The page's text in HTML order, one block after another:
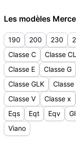
Les modèles
190 200 230
Classe C
Classe CL
Classe E
Classe G
Classe GLK
Classe
Classe V
Classe x
Eqs
Eqt Eqv
Viano